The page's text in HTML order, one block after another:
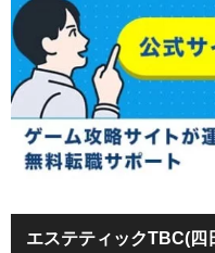
エステティックTBC(四